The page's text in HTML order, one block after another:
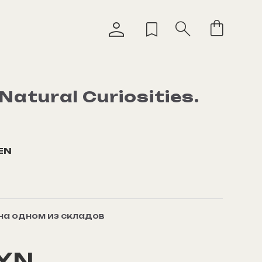
Curiosities.
одном из складов